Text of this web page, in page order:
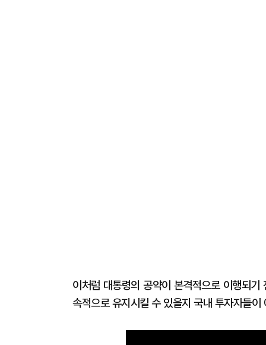
이처럼 대통령의 공약이 본격적으로 이행되
속적으로 유지시킬 수 있을지 국내 투자자들